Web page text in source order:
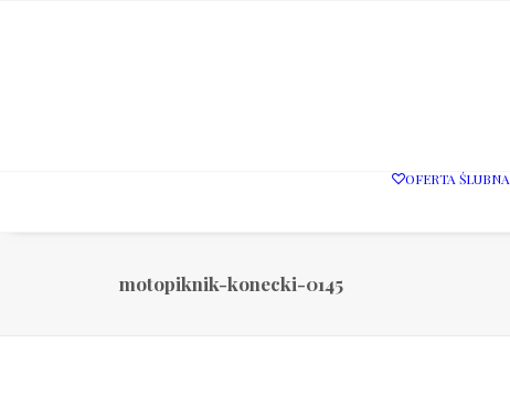
OFERTA ŚLUBNA
motopiknik-konecki-0145